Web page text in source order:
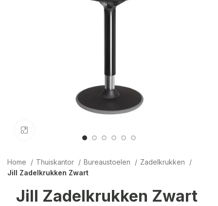
Home Thuiskantor Bureaustoelen
Zadelkrukken
Jill Zadelkrukken Zwart
Jill Zadelkrukken Zwart